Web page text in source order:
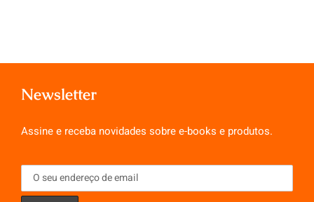
Newsletter
Assine e receba novidades sobre e-books e produtos.